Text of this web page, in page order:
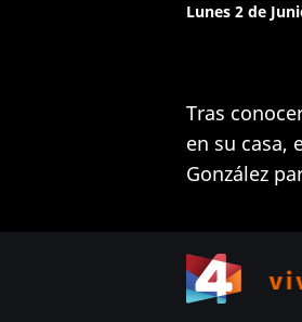
Lunes 2 de
Tras
en su casa,
González